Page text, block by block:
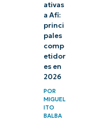
ativas
a Afi:
princi
pales
comp
etidor
es en
2026
POR
MIGUEL
ITO
BALBA